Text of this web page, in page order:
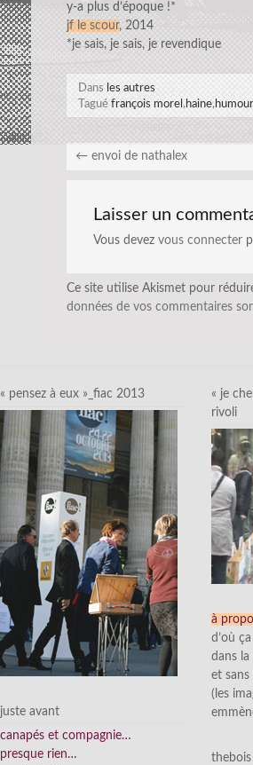
y-a plus d’époque !*
jf le scour, 2014
*je sais, je sais, je revendique
Dans les autres
Tagué françois morel , haine, humour
← envoi de nathalex
Laisser un
Vous devez vous connecter
Ce site utilise Akismet pour
données de vos commentaires
« pensez à eux »_fiac 2013
juste avant
canapés et compagnie…
presque rien…
« je
rivoli
à
d’où
dans la
et
(les